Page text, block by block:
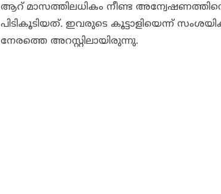
ആറ് മാസത്തിലധികം നീണ്ട
പിടികൂടിയത്. ഇവരുടെ കൂട്ടാളിയെന്ന്
നേരത്തെ അറസ്റ്റിലായിരുന്നു.